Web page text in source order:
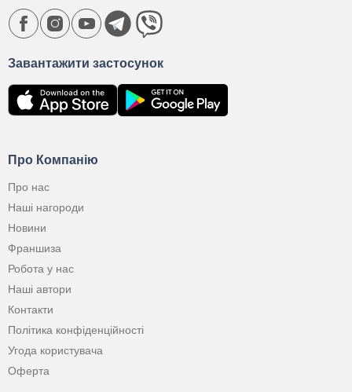
Про Компанію
Про нас
Наші нагороди
Новини
Франшиза
Робота у нас
Наші автори
Контакти
Політика конфіденційності
Угода користувача
Оферта
Завантажити застосунок